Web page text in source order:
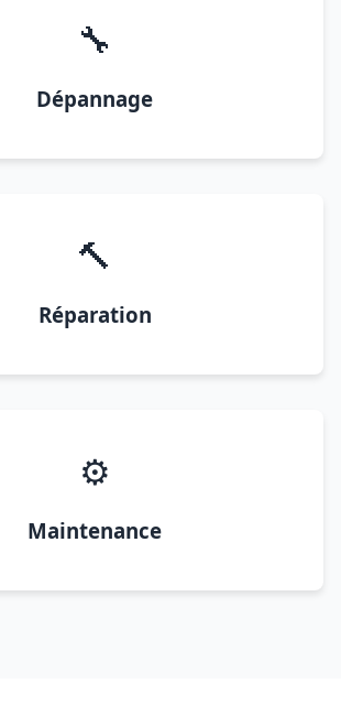
🔧
Dépannage
🔨
Réparation
⚙️
Maintenance